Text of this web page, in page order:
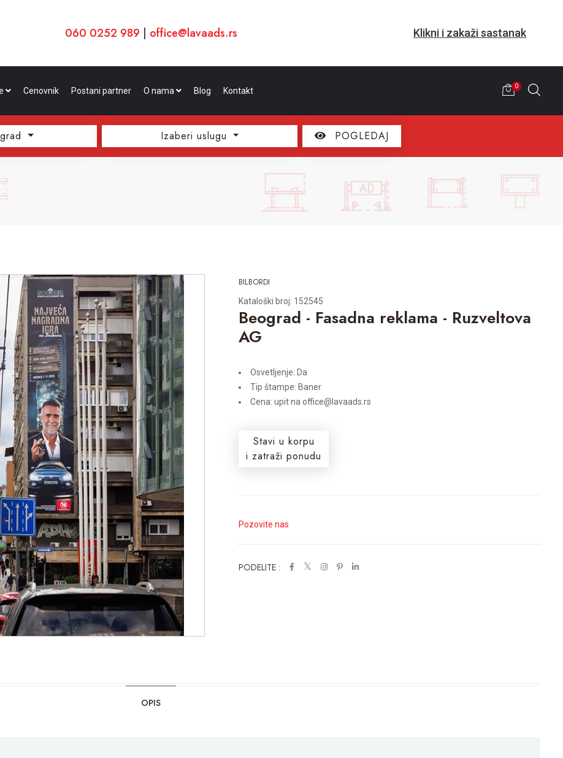
060 0252 989 | office@lavaads.rs Klikni i zakaži sastanak
Cenovnik Postani partner O nama Blog Kontakt 0
Izaberi uslugu POGLEDAJ
BILBORDI
Kataloški broj: 152545
Beograd - Fasadna reklama - Ruzveltova
AG
Osvetljenje: Da
Tip štampe: Baner
Cena: upit na office@lavaads.rs
Stavi u korpu
i zatraži ponudu
Pozovite nas
PODELITE :
OPIS